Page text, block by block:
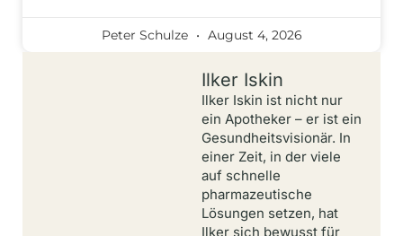
Peter Schulze August 4, 2026
Ilker Iskin
Ilker Iskin ist nicht nur
ein Apotheker – er ist ein
Gesundheitsvisionär. In
einer Zeit, in der viele
auf schnelle
pharmazeutische
Lösungen setzen, hat
Ilker sich bewusst für